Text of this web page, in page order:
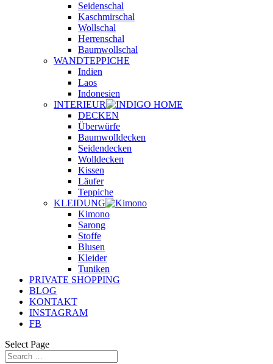
Seidenschal
Kaschmirschal
Wollschal
Herrenschal
Baumwollschal
WANDTEPPICHE
Indien
Laos
Indonesien
INTERIEUR
DECKEN
Überwürfe
Baumwolldecken
Seidendecken
Wolldecken
Kissen
Läufer
Teppiche
KLEIDUNG
Kimono
Sarong
Stoffe
Blusen
Kleider
Tuniken
PRIVATE SHOPPING
BLOG
KONTAKT
INSTAGRAM
FB
Select Page